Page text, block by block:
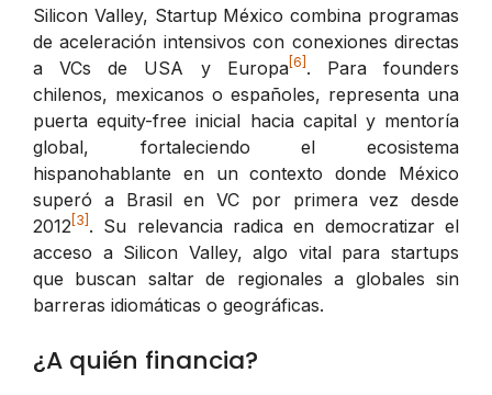
Silicon Valley, Startup México combina programas
de aceleración intensivos con conexiones directas
a VCs de USA y Europa [6] . Para founders
chilenos, mexicanos o españoles, representa una
puerta equity-free inicial hacia capital y mentoría
global, fortaleciendo el ecosistema
hispanohablante en un contexto donde México
superó a Brasil en VC por primera vez desde
2012 [3] . Su relevancia radica en democratizar el
acceso a Silicon Valley, algo vital para startups
que buscan saltar de regionales a globales sin
barreras idiomáticas o geográficas.
¿A quién financia?